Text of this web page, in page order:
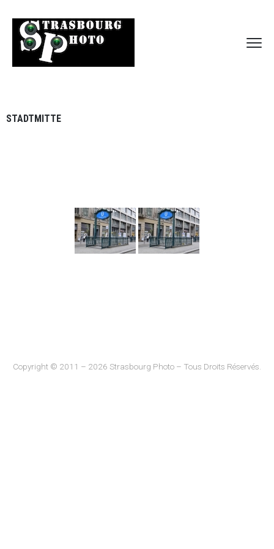
STADTMITTE
Copyright © 2011 – 2026 Strasbourg Photo – Tous Droits Réservés.